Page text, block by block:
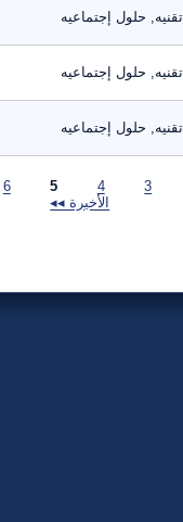
حلول إجتماعيه
حلول إجتماعيه
حلول إجتماعيه
الأخيرة ◂◂